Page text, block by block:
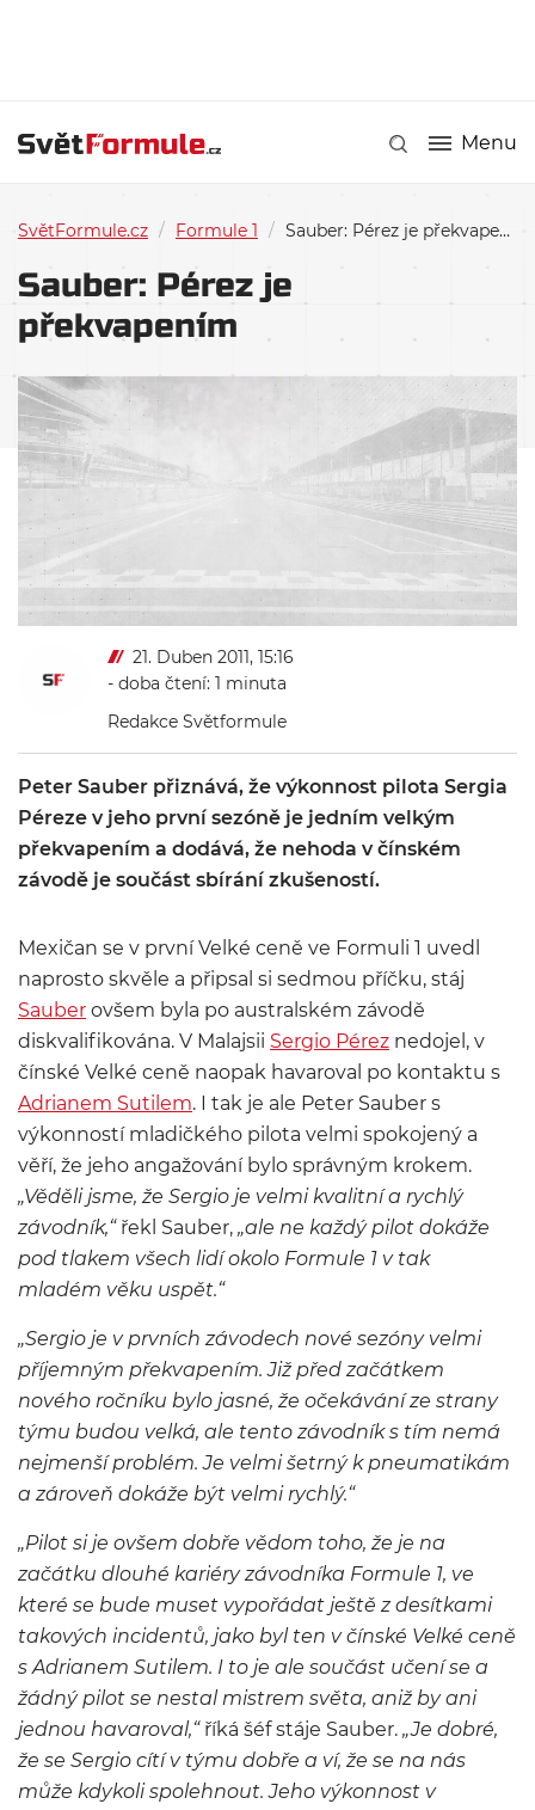
Menu
SvětFormule.cz / Formule 1 / Sauber: Pérez je překvapením
Sauber: Pérez je
překvapením
21. Duben 2011, 15:16
- doba čtení: 1 minuta
Redakce Světformule
Peter Sauber přiznává, že výkonnost pilota Sergia
Péreze v jeho první sezóně je jedním velkým
překvapením a dodává, že nehoda v čínském
závodě je součást sbírání zkušeností.
Mexičan se v první Velké ceně ve Formuli 1 uvedl
naprosto skvěle a připsal si sedmou příčku, stáj
Sauber ovšem byla po australském závodě
diskvalifikována. V Malajsii Sergio Pérez nedojel, v
čínské Velké ceně naopak havaroval po kontaktu s
Adrianem Sutilem. I tak je ale Peter Sauber s
výkonností mladičkého pilota velmi spokojený a
věří, že jeho angažování bylo správným krokem.
„Věděli jsme, že Sergio je velmi kvalitní a rychlý
závodník,“ řekl Sauber, „ale ne každý pilot dokáže
pod tlakem všech lidí okolo Formule 1 v tak
mladém věku uspět.“
„Sergio je v prvních závodech nové sezóny velmi
příjemným překvapením. Již před začátkem
nového ročníku bylo jasné, že očekávání ze strany
týmu budou velká, ale tento závodník s tím nemá
nejmenší problém. Je velmi šetrný k pneumatikám
a zároveň dokáže být velmi rychlý.“
„Pilot si je ovšem dobře vědom toho, že je na
začátku dlouhé kariéry závodníka Formule 1, ve
které se bude muset vypořádat ještě z desítkami
takových incidentů, jako byl ten v čínské Velké ceně
s Adrianem Sutilem. I to je ale součást učení se a
žádný pilot se nestal mistrem světa, aniž by ani
jednou havaroval,“říká šéf stáje Sauber. „Je dobré,
že se Sergio cítí v týmu dobře a ví, že se na nás
může kdykoli spolehnout. Jeho výkonnost v